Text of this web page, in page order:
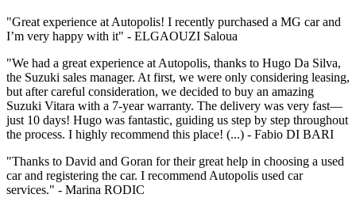
"Great experience at Autopolis! I recently purchased a MG car and
I’m very happy with it" - ELGAOUZI Saloua
"We had a great experience at Autopolis, thanks to Hugo Da Silva,
the Suzuki sales manager. At first, we were only considering leasing,
but after careful consideration, we decided to buy an amazing
Suzuki Vitara with a 7-year warranty. The delivery was very fast—
just 10 days! Hugo was fantastic, guiding us step by step throughout
the process. I highly recommend this place! (...) - Fabio DI BARI
"Thanks to David and Goran for their great help in choosing a used
car and registering the car. I recommend Autopolis used car
services." - Marina RODIC